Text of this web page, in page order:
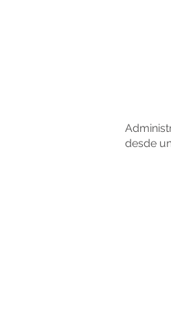
desde